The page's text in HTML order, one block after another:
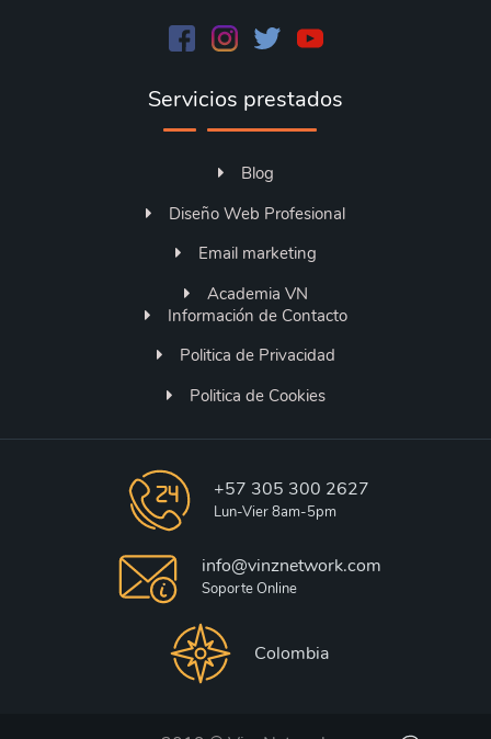
Servicios prestados
Blog
Diseño Web Profesional
Email marketing
Academia VN
Información de Contacto
Politica de Privacidad
Politica de Cookies
+57 305 300 2627
Lun-Vier 8am-5pm
info@vinznetwork.com
Soporte Online
Colombia